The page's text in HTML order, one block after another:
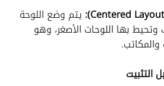
يتم وضع اللوحة
بها اللوحات الأصغر، وهو